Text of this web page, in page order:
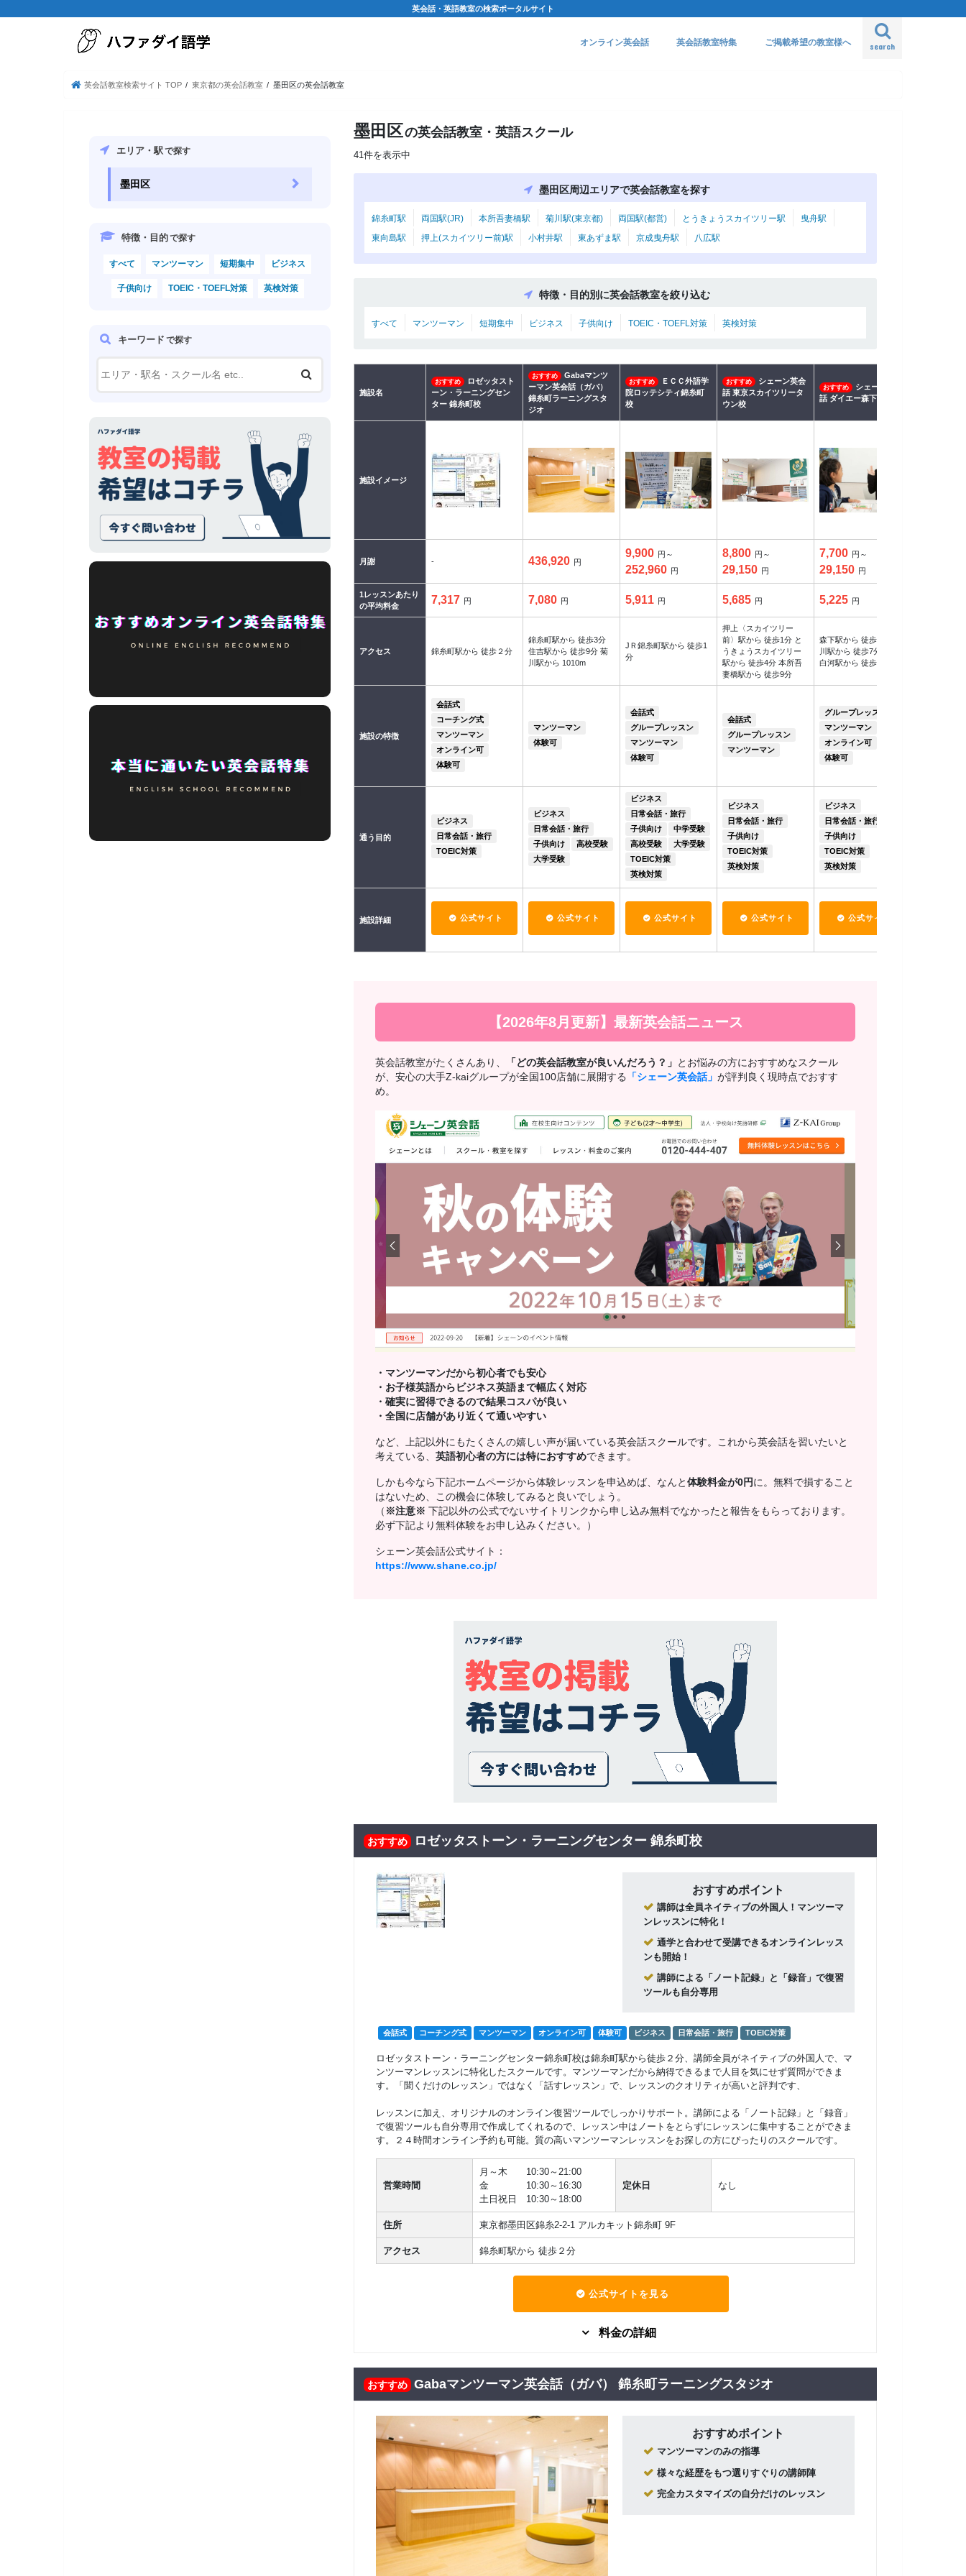
英会話・英語教室の検索ポータルサイト
search
オンライン英会話 英会話教室特集 ご掲載希望の教室様へ
英会話教室検索サイト TOP 東京都の英会話教室 墨田区の英会話教室
墨田区の英会話教室・英語スクール
41件を表示中
墨田区周辺エリアで英会話教室を探す
錦糸町駅 両国駅(JR) 本所吾妻橋駅 菊川駅(東京都) 両国駅(都営) とうきょうスカイツリー駅
曳舟駅
東向島駅
押上(スカイツリー前)駅 小村井駅 東あずま駅 京成曳舟駅 八広駅
特徴・目的別に英会話教室を絞り込む
すべて マンツーマン 短期集中 ビジネス 子供向け TOEIC・TOEFL対策 英検対策
施設名
おすすめ
ロゼッタスト
ーン・ラーニングセン
ター 錦糸町校
おすすめ
Gabaマンツ
ーマン英会話（ガバ）
錦糸町ラーニングスタ
ジオ
おすすめ
ＥＣＣ外語学
院ロッテシティ錦糸町
校
おすすめ
シェーン英会
話 東京スカイツリータ
ウン校
おすすめ
シェーン英会
話 ダイエー森下校
施設イメージ
月謝 - 436,920 円
9,900 円～
252,960 円
8,800 円～
29,150 円
7,700 円～
29,150 円
1レッスンあたり
の平均料金
7,317 円 7,080 円 5,911 円 5,685 円 5,225 円
アクセス 錦糸町駅から 徒歩２分
錦糸町駅から 徒歩3分
住吉駅から 徒歩9分 菊
川駅から 1010m
JＲ錦糸町駅から 徒歩1
分
押上〈スカイツリー
前〉駅から 徒歩1分 と
うきょうスカイツリー
駅から 徒歩4分 本所吾
妻橋駅から 徒歩9分
森下駅から 徒歩3分 菊
川駅から 徒歩7分 清澄
白河駅から 徒歩8分
施設の特徴
会話式
コーチング式
マンツーマン
オンライン可
体験可
マンツーマン
体験可
会話式
グループレッスン
マンツーマン
体験可
会話式
グループレッスン
マンツーマン
グループレッスン
マンツーマン
オンライン可
体験可
通う目的
ビジネス
日常会話・旅行
TOEIC対策
ビジネス
日常会話・旅行
子供向け
高校受験
大学受験
ビジネス
日常会話・旅行
子供向け
中学受験
高校受験
大学受験
TOEIC対策
英検対策
ビジネス
日常会話・旅行
子供向け
TOEIC対策
英検対策
ビジネス
日常会話・旅行
子供向け
TOEIC対策
英検対策
施設詳細 公式サイト 公式サイト 公式サイト 公式サイト 公式サイト
【2026年8月更新】最新英会話ニュース
英会話教室がたくさんあり、 「どの英会話教室が良いんだろう？」 とお悩みの方におすすめなスクール
が、安心の大手Z-kaiグループが全国100店舗に展開する
「シェーン英会話」 が評判良く現時点でおすす
め。
・マンツーマンだから初心者でも安心
・お子様英語からビジネス英語まで幅広く対応
・確実に習得できるので結果コスパが良い
・全国に店舗があり近くて通いやすい
など、上記以外にもたくさんの嬉しい声が届いている英会話スクールです。これから英会話を習いたいと
考えている、 英語初心者の方には特におすすめできます。
しかも今なら下記ホームページから体験レッスンを申込めば、なんと 体験料金が0円 に。無料で損すること
はないため、この機会に体験してみると良いでしょう。
（ ※注意※ 下記以外の公式でないサイトリンクから申し込み無料でなかったと報告をもらっております。
必ず下記より無料体験をお申し込みください。）
シェーン英会話公式サイト：
https://www.shane.co.jp/
おすすめ ロゼッタストーン・ラーニングセンター 錦糸町校
おすすめポイント
講師は全員ネイティブの外国人！マンツーマ
ンレッスンに特化！
通学と合わせて受講できるオンラインレッス
ンも開始！
講師による「ノート記録」と「録音」で復習
ツールも自分専用
会話式 コーチング式 マンツーマン オンライン可 体験可 ビジネス 日常会話・旅行 TOEIC対策
ロゼッタストーン・ラーニングセンター錦糸町校は錦糸町駅から徒歩２分、講師全員がネイティブの外国人で、マ
ンツーマンレッスンに特化したスクールです。マンツーマンだから納得できるまで人目を気にせず質問ができま
す。「聞くだけのレッスン」ではなく「話すレッスン」で、レッスンのクオリティが高いと評判です、
レッスンに加え、オリジナルのオンライン復習ツールでしっかりサポート。講師による「ノート記録」と「録音」
で復習ツールも自分専用で作成してくれるので、レッスン中はノートをとらずにレッスンに集中することができま
す。２４時間オンライン予約も可能。質の高いマンツーマンレッスンをお探しの方にぴったりのスクールです。
営業時間
月～木 10:30～21:00
金 10:30～16:30
土日祝日 10:30～18:00
定休日 なし
住所 東京都墨田区錦糸2-2-1 アルカキット錦糸町 9F
アクセス 錦糸町駅から 徒歩２分
公式サイトを見る
料金の詳細
短期集中プラン（ビ
ジネス英会話）
マンツーマン 社会人向け ビジネス英語 短期集中
260,480 円(税込) / 総額
回数：32 / 1セッション50分
短期集中プラン（日
常英会話）
マンツーマン 日常英会話 短期集中
253,440
円(税込) / 総額
回数：32 / 1セッション50分
目的別イレギュラー
プラン（ビジネスシ
ーンに活かせる会話
力を身につける）
ビジネス英語
330,990
円(税込) / 総額
回数：40 / 1セッション50分
目的別イレギュラー
日常英会話
おすすめ Gabaマンツーマン英会話（ガバ） 錦糸町ラーニングスタジオ
おすすめポイント
マンツーマンのみの指導
様々な経歴をもつ選りすぐりの講師陣
完全カスタマイズの自分だけのレッスン
エリア・駅で探す
墨田区
特徴・目的で探す
すべて マンツーマン 短期集中 ビジネス
子供向け TOEIC・TOEFL対策 英検対策
キーワード で探す